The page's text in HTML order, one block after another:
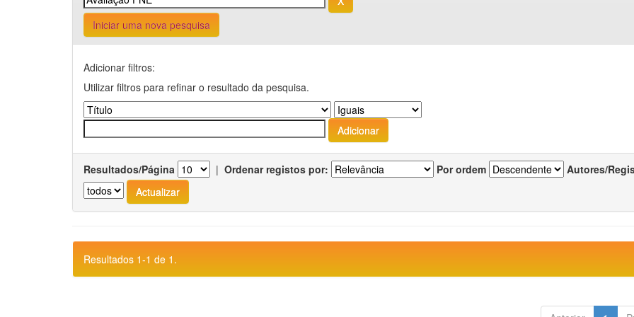
Iniciar uma nova pesquisa
Adicionar filtros:
Utilizar filtros para refinar o resultado da pesquisa.
Resultados/Página | Ordenar registos por: Por ordem Autores/
Resultados 1-1 de 1.